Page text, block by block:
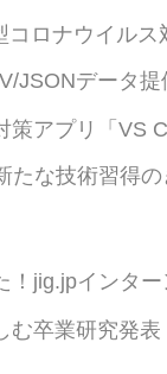
コロナウイル
JSONデータ提
策アプリ「VS
たな技術習得
！jig.jpインタ
む卒業研究発